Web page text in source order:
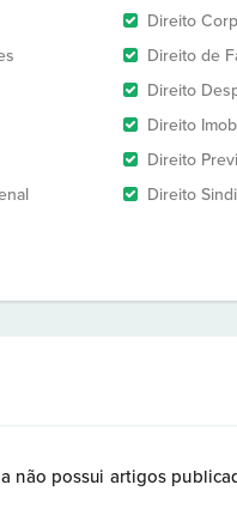
Direito
Direito de
Direito
Direito
Direito
Direito
não possui artigos